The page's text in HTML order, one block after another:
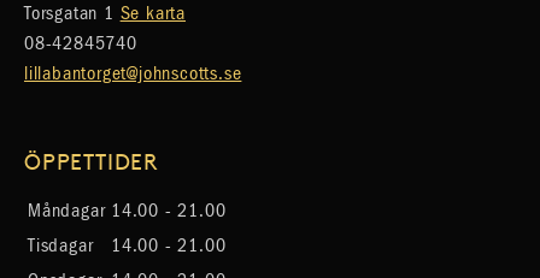
Torsgatan 1 Se karta
08-42845740
lillabantorget@johnscotts.se
ÖPPETTIDER
Måndagar 14.00 - 21.00
Tisdagar
14.00 - 21.00